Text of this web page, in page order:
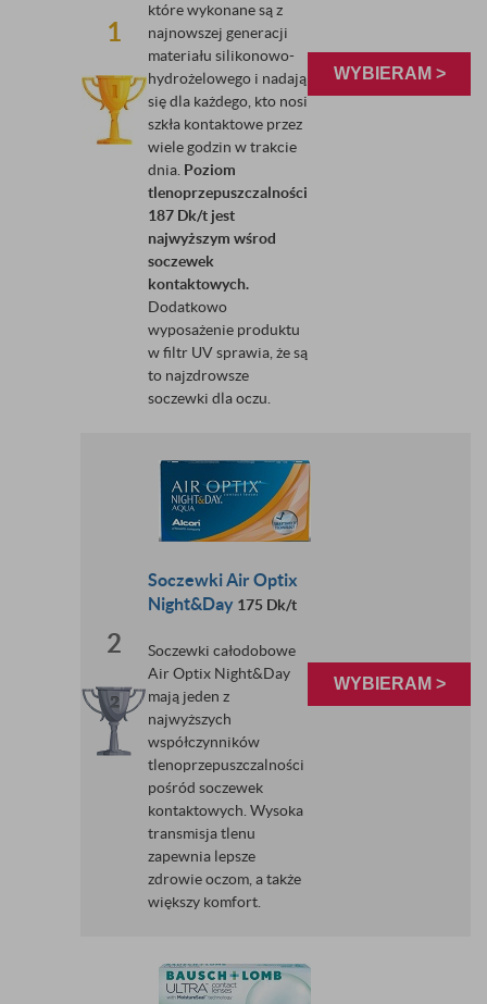
1
które wykonane są z
najnowszej generacji
materiału silikonowo-
hydrożelowego i nadają
się dla każdego, kto nosi
szkła kontaktowe przez
wiele godzin w trakcie
dnia. Poziom
tlenoprzepuszczalności
187 Dk/t jest
najwyższym wśrod
soczewek
kontaktowych.
Dodatkowo
wyposażenie produktu
w filtr UV sprawia, że są
to najzdrowsze
soczewki dla oczu.
WYBIERAM >
2
Soczewki Air Optix
Night&Day 175 Dk/t
Soczewki całodobowe
Air Optix Night&Day
mają jeden z
najwyższych
współczynników
tlenoprzepuszczalności
pośród soczewek
kontaktowych. Wysoka
transmisja tlenu
zapewnia lepsze
zdrowie oczom, a także
większy komfort.
WYBIERAM >